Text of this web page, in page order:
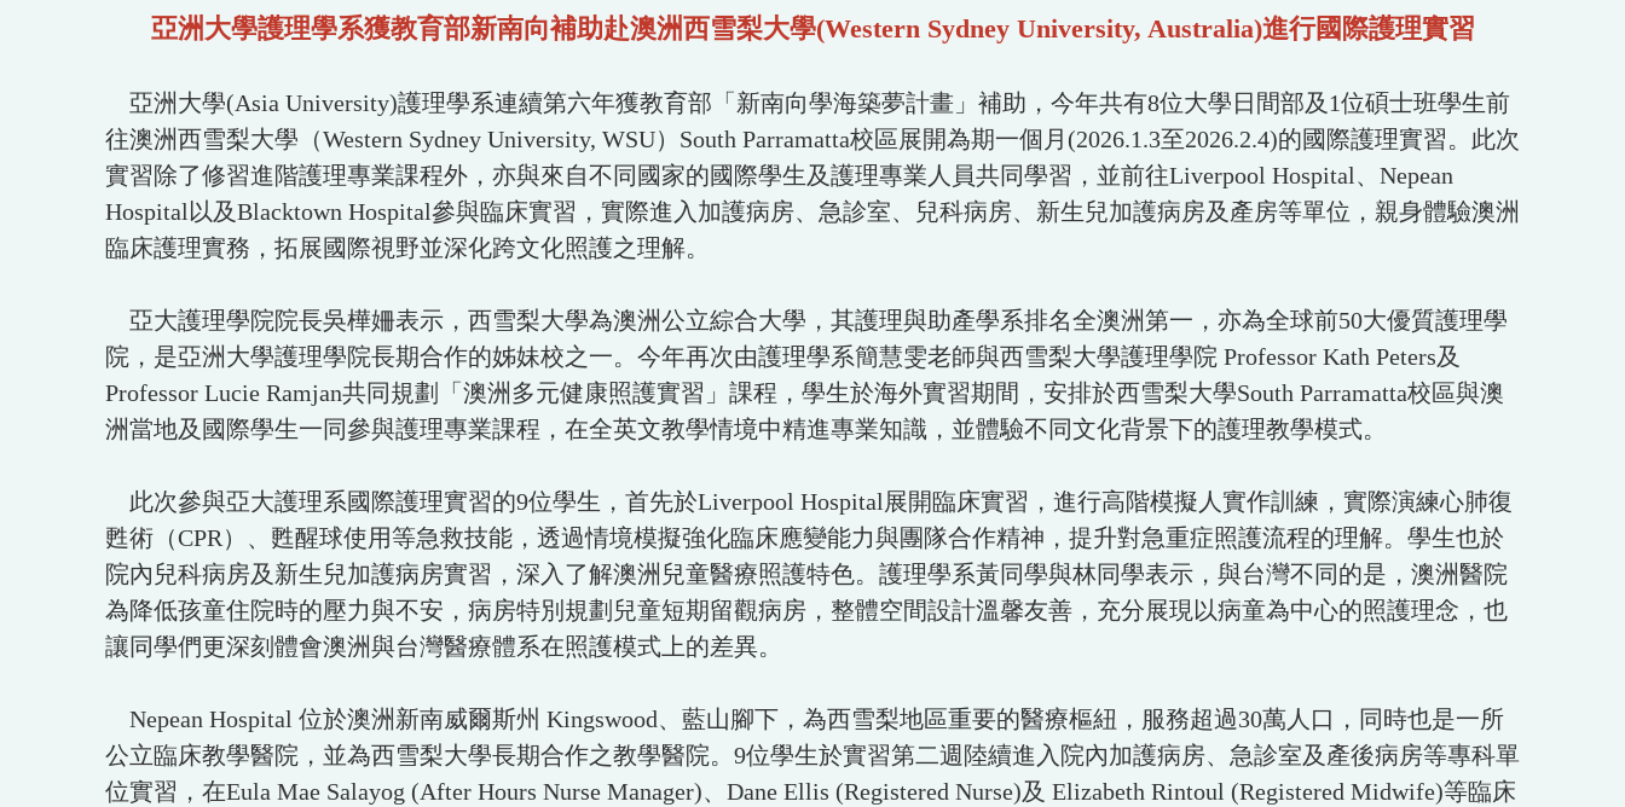
亞洲大學護理學系獲教育部新南向補助赴澳洲西雪梨大學(Western Sydney University, Australia)進行國際護理實習
亞洲大學(Asia University)護理學系連續第六年獲教育部「新南向學海築夢計畫」補助，今年共有8位大學日間部及1位碩士班學生前
往澳洲西雪梨大學（Western Sydney University, WSU）South Parramatta校區展開為期一個月(2026.1.3至2026.2.4)的國際護理實習。此次
實習除了修習進階護理專業課程外，亦與來自不同國家的國際學生及護理專業人員共同學習，並前往Liverpool Hospital、Nepean
Hospital以及Blacktown Hospital參與臨床實習，實際進入加護病房、急診室、兒科病房、新生兒加護病房及產房等單位，親身體驗澳洲
臨床護理實務，拓展國際視野並深化跨文化照護之理解。
亞大護理學院院長吳樺姍表示，西雪梨大學為澳洲公立綜合大學，其護理與助產學系排名全澳洲第一，亦為全球前50大優質護理學
院，是亞洲大學護理學院長期合作的姊妹校之一。今年再次由護理學系簡慧雯老師與西雪梨大學護理學院 Professor Kath Peters及
Professor Lucie Ramjan共同規劃「澳洲多元健康照護實習」課程，學生於海外實習期間，安排於西雪梨大學South Parramatta校區與澳
洲當地及國際學生一同參與護理專業課程，在全英文教學情境中精進專業知識，並體驗不同文化背景下的護理教學模式。
此次參與亞大護理系國際護理實習的9位學生，首先於Liverpool Hospital展開臨床實習，進行高階模擬人實作訓練，實際演練心肺復
甦術（CPR）、甦醒球使用等急救技能，透過情境模擬強化臨床應變能力與團隊合作精神，提升對急重症照護流程的理解。學生也於
院內兒科病房及新生兒加護病房實習，深入了解澳洲兒童醫療照護特色。護理學系黃同學與林同學表示，與台灣不同的是，澳洲醫院
為降低孩童住院時的壓力與不安，病房特別規劃兒童短期留觀病房，整體空間設計溫馨友善，充分展現以病童為中心的照護理念，也
讓同學們更深刻體會澳洲與台灣醫療體系在照護模式上的差異。
Nepean Hospital 位於澳洲新南威爾斯州 Kingswood、藍山腳下，為西雪梨地區重要的醫療樞紐，服務超過30萬人口，同時也是一所
公立臨床教學醫院，並為西雪梨大學長期合作之教學醫院。9位學生於實習第二週陸續進入院內加護病房、急診室及產後病房等專科單
位實習，在Eula Mae Salayog (After Hours Nurse Manager)、Dane Ellis (Registered Nurse)及 Elizabeth Rintoul (Registered Midwife)等臨床